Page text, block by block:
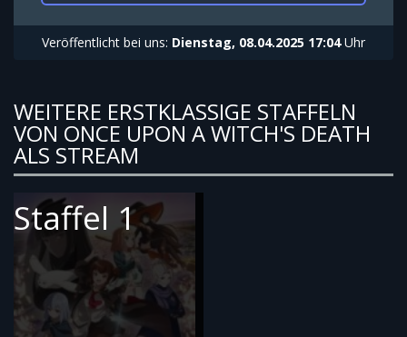
Veröffentlicht bei uns: Dienstag, 08.04.2025 17:04Uhr
WEITERE ERSTKLASSIGE STAFFELN
VON ONCE UPON A WITCH'S DEATH
ALS STREAM
Staffel 1